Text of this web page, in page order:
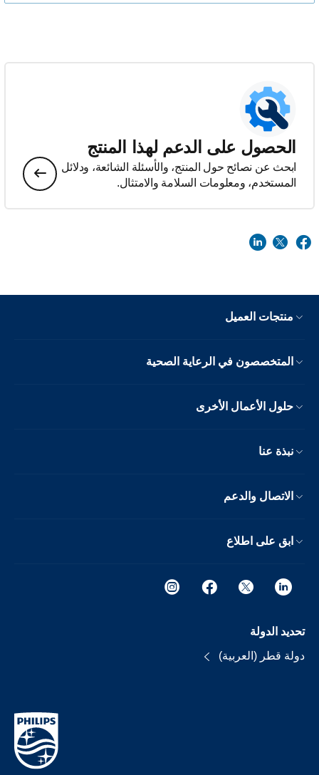
الحصول على الدعم لهذا المنتج
ابحث عن نصائح حول المنتج، والأسئلة الشائعة، ودلائل
المستخدم، ومعلومات السلامة والامتثال.
منتجات العميل
المتخصصون في الرعاية الصحية
حلول الأعمال الأخرى
نبذة عنا
الاتصال والدعم
ابق على اطلاع
تحديد الدولة
دولة قطر (العربية)